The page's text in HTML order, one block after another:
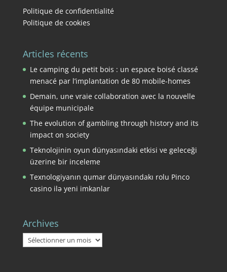
Politique de confidentialité
Politique de cookies
Articles récents
Le camping du petit bois : un espace boisé classé
menacé par l’implantation de 80 mobile-homes
Demain, une vraie collaboration avec la nouvelle
équipe municipale
The evolution of gambling through history and its
impact on society
Teknolojinin oyun dünyasındaki etkisi ve geleceği
üzerine bir inceleme
Texnologiyanın qumar dünyasındakı rolu Pinco
casino ilə yeni imkanlar
Archives
Archives